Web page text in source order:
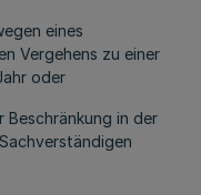
eines
Vergehens zu einer
oder
in der